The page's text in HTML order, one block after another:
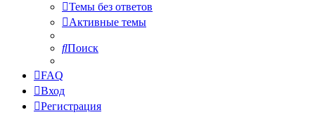
Темы без ответов
Активные темы
Поиск
FAQ
Вход
Регистрация